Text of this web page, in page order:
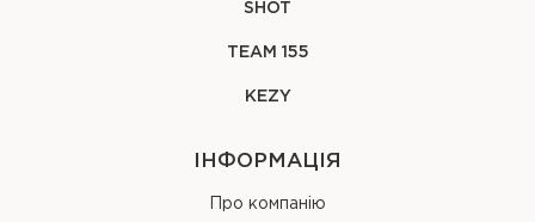
SHOT
TEAM 155
KEZY
ІНФОРМАЦІЯ
Про компанію